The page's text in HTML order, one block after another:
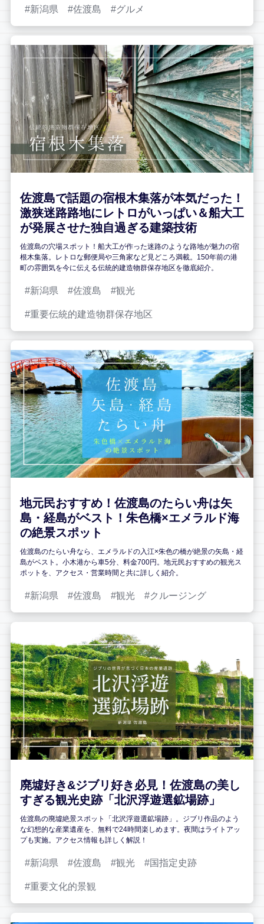
新潟県 佐渡島 グルメ
佐渡島で話題の宿根木集落が本気だった！
激狭迷路路地にレトロがいっぱい＆船大工
が発展させた独自過ぎる建築技術
佐渡島の穴場スポット！船大工が作った迷路のような路地が魅力の宿
根木集落。レトロな郵便局や三角家など見どころ満載。150年前の港
町の雰囲気を今に伝える伝統的建造物群保存地区を徹底紹介。
新潟県 佐渡島 観光
重要伝統的建造物群保存地区
地元民おすすめ！佐渡島のたらい舟は矢
島・経島がベスト！朱色橋×エメラルド海
の絶景スポット
佐渡島のたらい舟なら、エメラルドの入江×朱色の橋が絶景の矢島・経
島がベスト。小木港から車5分、料金700円。地元民おすすめの観光ス
ポットを、アクセス・営業時間と共に詳しく紹介。
新潟県 佐渡島 観光 クルージング
廃墟好き&ジブリ好き必見！佐渡島の美し
すぎる観光史跡「北沢浮遊選鉱場跡」
佐渡島の廃墟絶景スポット「北沢浮遊選鉱場跡」。ジブリ作品のよう
な幻想的な産業遺産を、無料で24時間楽しめます。夜間はライトアッ
プも実施。アクセス情報も詳しく解説！
新潟県 佐渡島 観光 国指定史跡
重要文化的景観